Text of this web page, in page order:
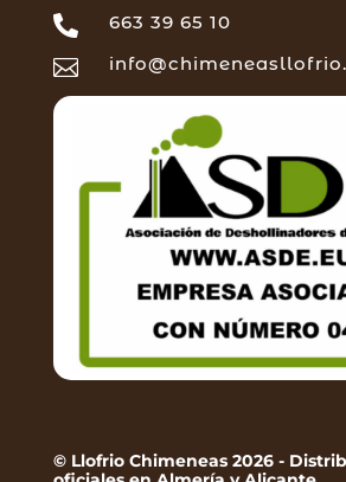
 663 39 65 10

© Llofrio Chimeneas 2026 -